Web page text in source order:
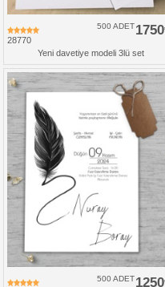
28770
1750
500 ADET
Yeni davetiye modeli 3lü set
1250
500 ADET